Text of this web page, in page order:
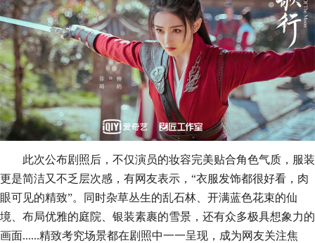
此次公布剧照后，不仅演员的妆容完美贴合角色气质，服装
更是简洁又不乏层次感， 有网友表示， “衣服发饰都很好看，肉
眼可见的精致”。同时杂草丛生的乱石林、开满蓝色花束的仙
境、布局优雅的庭院、银装素裹的雪景，还有众多极具想象力的
画面......精致考究场景都在剧照中一一呈现，成为网友关注焦